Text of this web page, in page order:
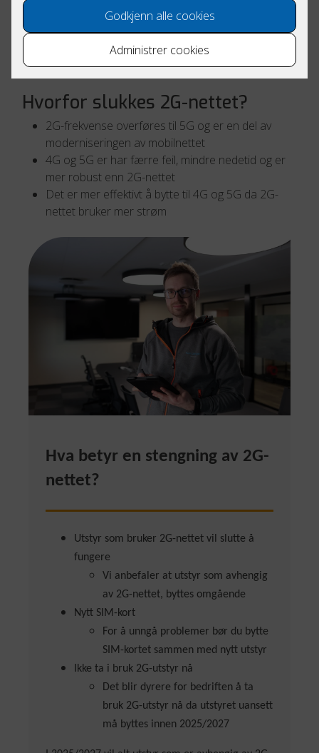
kunnskap om de ulike løsningen og hjelper deg med å
finne en optimal løsning for utsyr som kun støtter 2G-
nettet.
Hvorfor slukkes 2G-nettet?
2G-frekvense overføres til 5G og er en del av
moderniseringen av mobilnettet
4G og 5G er har færre feil, mindre nedetid og er
mer robust enn 2G-nettet
Det er mer effektivt å bytte til 4G og 5G da 2G-
nettet bruker mer strøm
Hva betyr en stengning av 2G-
nettet?
Utstyr som bruker 2G-nettet vil slutte å
fungere
Vi anbefaler at utstyr som avhengig
av 2G-nettet, byttes omgående
Nytt SIM-kort
For å unngå problemer bør du bytte
SIM-kortet sammen med nytt utstyr
Ikke ta i bruk 2G-utstyr nå
Det blir dyrere for bedriften å ta
bruk 2G-utstyr nå da utstyret uansett
må byttes innen 2025/2027